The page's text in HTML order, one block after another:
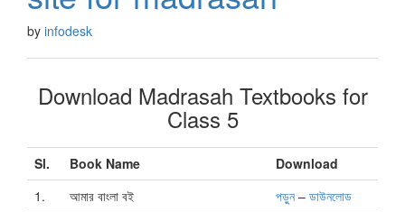
by infodesk
Download Madrasah Textbooks for
Class 5
Sl. Book Name
Download
1.
আমার বাংলা বই পড়ুন– ডাউনলোড